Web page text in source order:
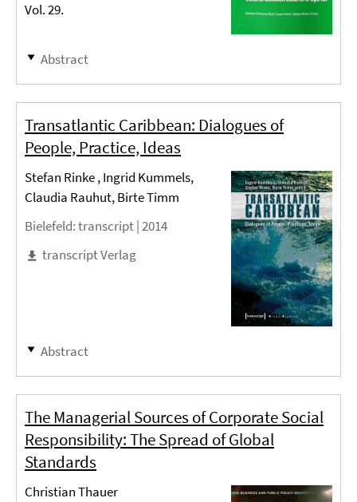
Vol. 29.
Abstract
Transatlantic Caribbean: Dialogues of
People, Practice, Ideas
Stefan Rinke , Ingrid Kummels,
Claudia Rauhut, Birte Timm
Bielefeld: transcript |2014
transcript Verlag
Abstract
The Managerial Sources of Corporate Social
Responsibility: The Spread of Global
Standards
Christian Thauer